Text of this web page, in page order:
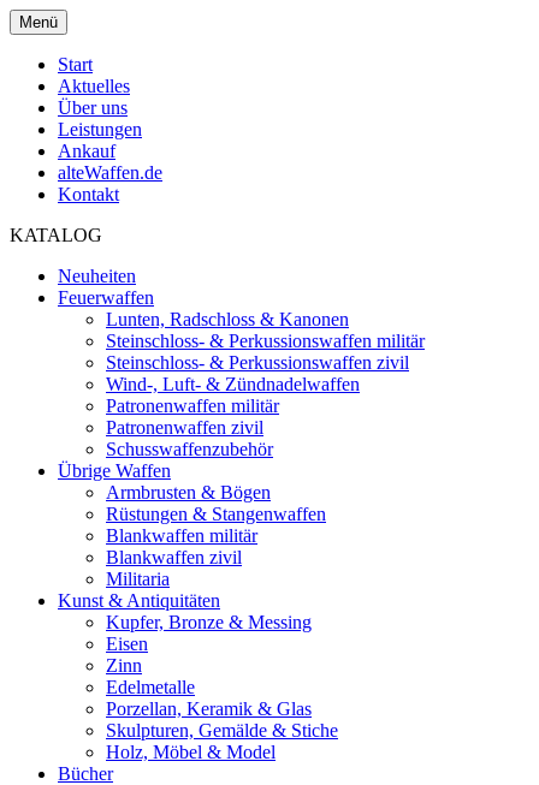
Menü
Start
Aktuelles
Über uns
Leistungen
Ankauf
alteWaffen.de
Kontakt
KATALOG
Neuheiten
Feuerwaffen
Lunten, Radschloss & Kanonen
Steinschloss- & Perkussionswaffen militär
Steinschloss- & Perkussionswaffen zivil
Wind-, Luft- & Zündnadelwaffen
Patronenwaffen militär
Patronenwaffen zivil
Schusswaffenzubehör
Übrige Waffen
Armbrusten & Bögen
Rüstungen & Stangenwaffen
Blankwaffen militär
Blankwaffen zivil
Militaria
Kunst & Antiquitäten
Kupfer, Bronze & Messing
Eisen
Zinn
Edelmetalle
Porzellan, Keramik & Glas
Skulpturen, Gemälde & Stiche
Holz, Möbel & Model
Bücher